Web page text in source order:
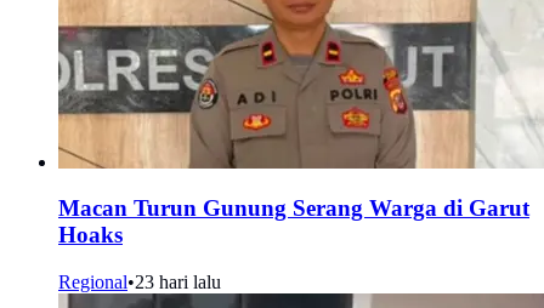
Macan Turun Gunung Serang Warga di Garut
Hoaks
Regional•23 hari lalu